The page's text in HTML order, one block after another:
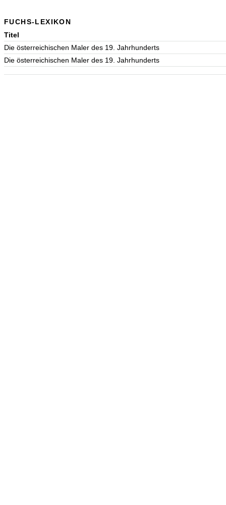
FUCHS-LEXIKON
Titel
Die österreichischen Maler des 19. Jahrhunderts
Die österreichischen Maler des 19. Jahrhunderts